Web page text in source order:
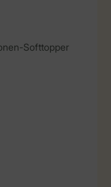
Softtopper